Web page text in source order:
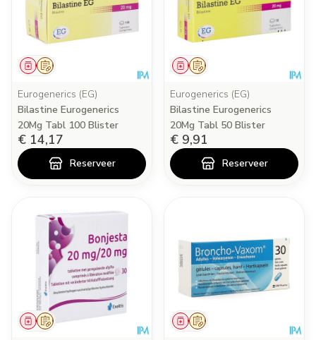
Op voorschrift
Geneesmiddel
Eurogenerics (EG)
Bilastine Eurogenerics
20Mg Tabl 100 Blister
€ 14,17
Reserveer
Op voorschrift
Geneesmiddel
Eurogenerics (EG)
Bilastine Eurogenerics
20Mg Tabl 50 Blister
€ 9,91
Reserveer
Op voorschrift
Geneesmiddel Op voorschrift
Geneesmiddel